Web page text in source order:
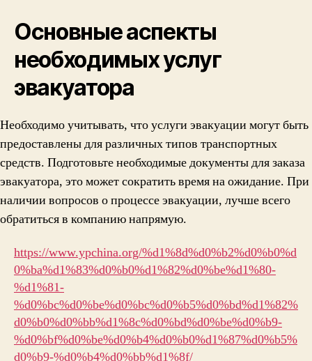
Основные аспекты
необходимых услуг
эвакуатора
Необходимо учитывать, что услуги эвакуации могут быть
предоставлены для различных типов транспортных
средств. Подготовьте необходимые документы для заказа
эвакуатора, это может сократить время на ожидание. При
наличии вопросов о процессе эвакуации, лучше всего
обратиться в компанию напрямую.
https://www.ypchina.org/%d1%8d%d0%b2%d0%b0%d
0%ba%d1%83%d0%b0%d1%82%d0%be%d1%80-
%d1%81-
%d0%bc%d0%be%d0%bc%d0%b5%d0%bd%d1%82%
d0%b0%d0%bb%d1%8c%d0%bd%d0%be%d0%b9-
%d0%bf%d0%be%d0%b4%d0%b0%d1%87%d0%b5%
d0%b9-%d0%b4%d0%bb%d1%8f/